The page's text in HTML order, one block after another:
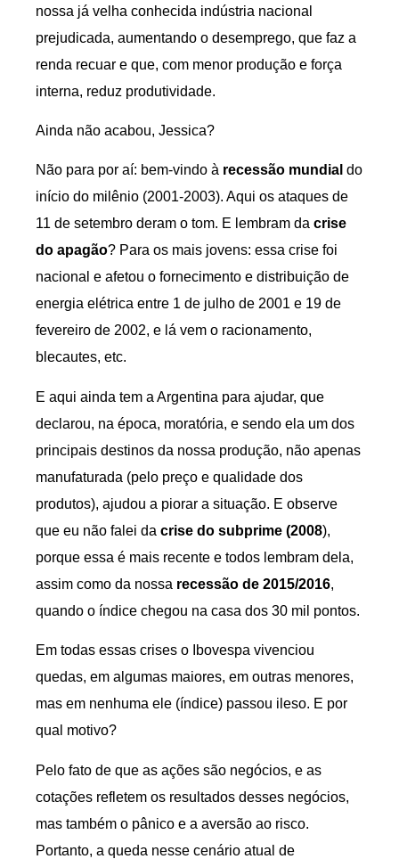
nossa já velha conhecida indústria nacional
prejudicada, aumentando o desemprego, que faz a
renda recuar e que, com menor produção e força
interna, reduz produtividade.
Ainda não acabou, Jessica?
Não para por aí: bem-vindo à recessão mundial do
início do milênio (2001-2003). Aqui os ataques de
11 de setembro deram o tom. E lembram da crise
do apagão? Para os mais jovens: essa crise foi
nacional e afetou o fornecimento e distribuição de
energia elétrica entre 1 de julho de 2001 e 19 de
fevereiro de 2002, e lá vem o racionamento,
blecautes, etc.
E aqui ainda tem a Argentina para ajudar, que
declarou, na época, moratória, e sendo ela um dos
principais destinos da nossa produção, não apenas
manufaturada (pelo preço e qualidade dos
produtos), ajudou a piorar a situação. E observe
que eu não falei da crise do subprime (2008),
porque essa é mais recente e todos lembram dela,
assim como da nossa recessão de 2015/2016,
quando o índice chegou na casa dos 30 mil pontos.
Em todas essas crises o Ibovespa vivenciou
quedas, em algumas maiores, em outras menores,
mas em nenhuma ele (índice) passou ileso. E por
qual motivo?
Pelo fato de que as ações são negócios, e as
cotações refletem os resultados desses negócios,
mas também o pânico e a aversão ao risco.
Portanto, a queda nesse cenário atual de